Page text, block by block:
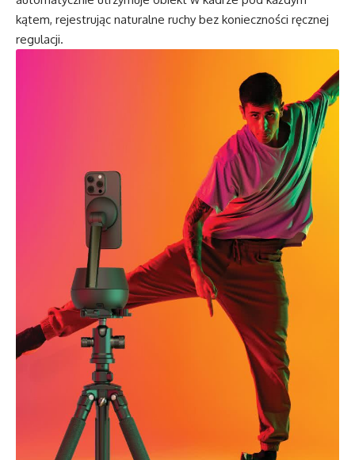
kątem, rejestrując naturalne ruchy bez konieczności ręcznej
regulacji.